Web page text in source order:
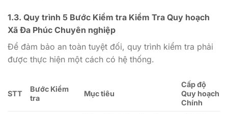
1.3. Quy trình 5 Bước Kiểm tra Kiểm Tra Quy hoạch
Xã Đa Phúc Chuyên nghiệp
Để đảm bảo an toàn tuyệt đối, quy trình kiểm tra phải
được thực hiện một cách có hệ thống.
STT
Bước Kiểm
tra
Mục tiêu
Cấp độ
Quy hoạch
Chính